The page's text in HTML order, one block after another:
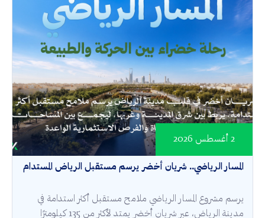
المسار الرياضي.. شريان أخضر يرسم مستقبل الرياض المستدام
2 أغسطس 2026
يرسم مشروع المسار الرياضي ملامح مستقبل أكثر استدامة في
مدينة الرياض، عبر شريان أخضر يمتد لأكثر من 135 كيلومترًا